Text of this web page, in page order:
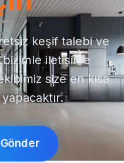
keşif talebi ve
bizimle iletişime
size en kısa